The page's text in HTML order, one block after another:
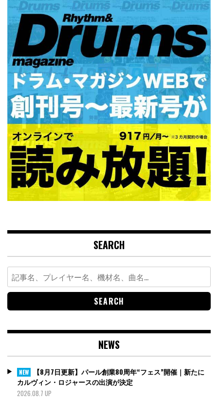
SEARCH
Search
for:
NEWS
NEW
【8月7日更新】パール創業80周年“フェス”開催｜新たに
カルヴィン・ロジャースの出演が決定
2026.08.7 UP